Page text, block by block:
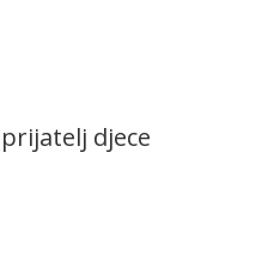
djece